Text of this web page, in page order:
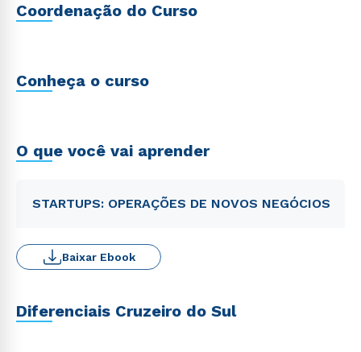
Coordenação do Curso
Conheça o curso
O que você vai aprender
STARTUPS: OPERAÇÕES DE NOVOS NEGÓCIOS
Baixar Ebook
Diferenciais Cruzeiro do Sul